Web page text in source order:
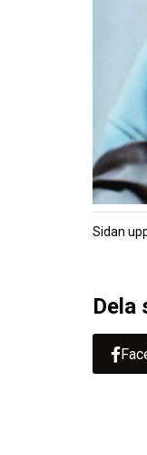
Sidan
Dela